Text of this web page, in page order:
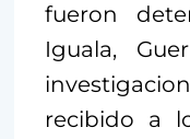
fueron
Iguala,
recibido a